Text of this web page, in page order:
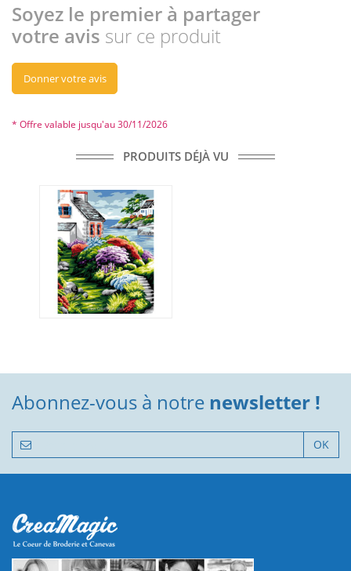
Soyez le premier à partager
votre avis sur ce produit
Donner votre avis
* Offre valable jusqu'au 30/11/2026
PRODUITS DÉJÀ VU
Abonnez-vous à notre newsletter !
OK